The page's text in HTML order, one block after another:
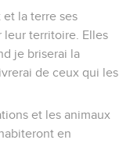
et la terre ses
leur territoire. Elles
je briserai la
de ceux qui les
et les animaux
en